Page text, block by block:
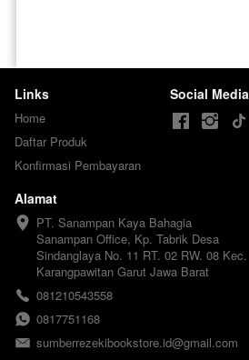
Links
Home
Daftar Produk
Konfirmasi Pembayaran
Social Media
Alamat
PT. Sanampan Kaya Bahagia
Sanampan Office, Kp. Tabrik Desa
Sindanglaya No. 11 RT. 02 RW. 08 Kec.
Karangpawitan Garut Jawa Barat
081210543558
0817751168
sumberrezekibookstore.id@gmail.com